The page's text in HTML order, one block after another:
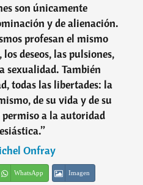
son únicamente
y de alienación.
profesan el mismo
deseos, las pulsiones,
sexualidad. También
todas las libertades: la
de su vida y de su
a la autoridad
”
Onfray
WhatsApp Imagen